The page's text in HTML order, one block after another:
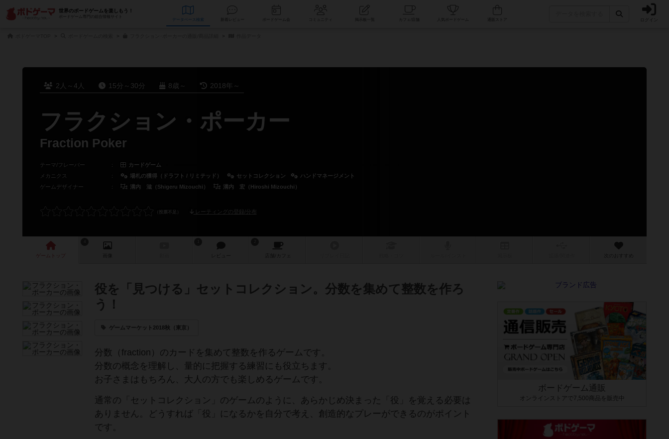
世界のボードゲームを楽しもう！
ボードゲーム専門の総合情報サイト
データベース コミュニティ 人気ボードゲーム ログイン
2人～4人 15分～30分 8歳～ 2018年～
フラクション・ポーカー
Fraction Poker
テーマ/フレーバー ：
カードゲーム
メカニクス
： 場札の獲得（ドラフト / リミテッド） セットコレクション
ハンドマネージメント
ゲームデザイナー
： 溝内 滋（Shigeru Mizouchi） 溝内 宏（Hiroshi Mizouchi）
レーティングの登録/分布
ゲーム 画像 レビュー 店舗/ カフェ 次のおすすめ
役を「見つける」セットコレクション。分数を集めて整数を作ろ
う！
ゲームマーケット2018秋（東京）
分数（fraction）のカードを集めて整数を作るゲームです。
分数の概念を理解し、量的に把握する練習にも役立ちます。
お子さまはもちろん、大人の方でも楽しめるゲームです。
通常の「セットコレクション」のゲームのように、あらかじめ決まった「役」を覚える必要は
ありません。どうすれば「役」になるかを自分で考え、創造的なプレーができるのがポイント
です。
ボードゲーム通販
オンラインストアで7,500商品を販売中